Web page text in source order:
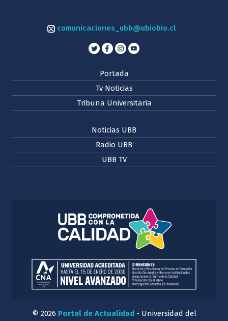
comunicaciones_ubb@ubiobio.cl
Portada
Tv Noticias
Tribuna Universitaria
Noticias UBB
Radio UBB
UBB TV
© 2026 Portal de Actualidad- Universidad del